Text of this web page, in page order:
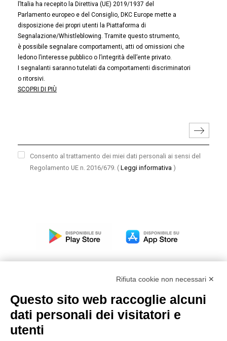
l’Italia ha recepito la Direttiva (UE) 2019/1937 del
Parlamento europeo e del Consiglio, DKC Europe mette a
disposizione dei propri utenti la Piattaforma di
Segnalazione/Whistleblowing. Tramite questo strumento,
è possibile segnalare comportamenti, atti od omissioni che
ledono l’interesse pubblico o l’integrità dell’ente privato.
I segnalanti saranno tutelati da comportamenti discriminatori
o ritorsivi.
SCOPRI DI PIÙ
Consento al trattamento dei miei dati personali ai sensi del
Regolamento UE n. 2016/679. ( Leggi informativa )
Modello organizzativo, gestione e controllo – D. lgs.
231/2001
Rifiuta cookie non necessari ✕
Questo sito web raccoglie alcuni
dati personali dei visitatori e
utenti